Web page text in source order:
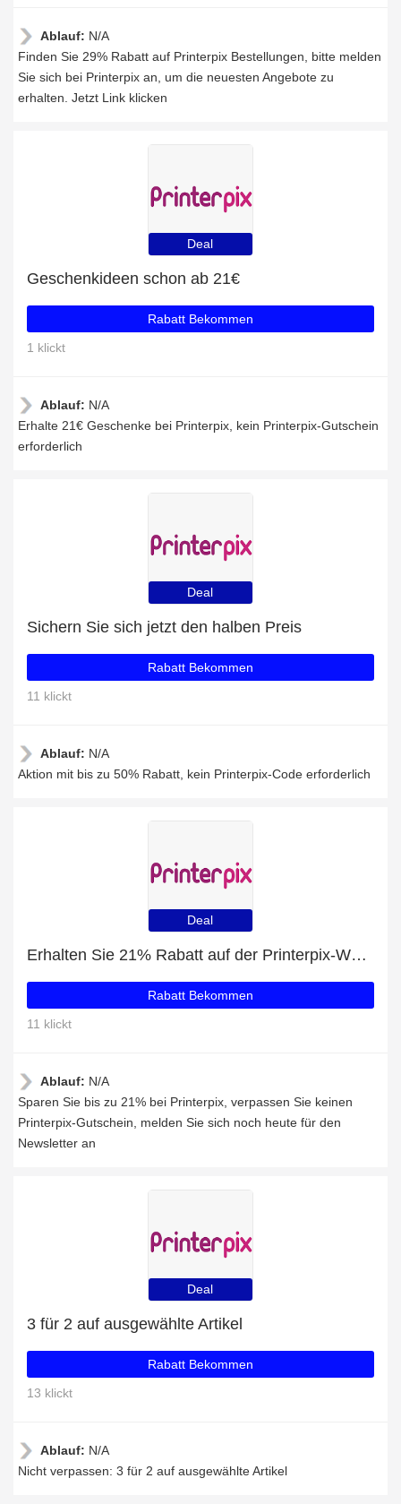
Ablauf: N/A
Finden Sie 29% Rabatt auf Printerpix Bestellungen, bitte melden
Sie sich bei Printerpix an, um die neuesten Angebote zu
erhalten. Jetzt Link klicken
Deal
Geschenkideen schon ab 21€
Rabatt Bekommen
1 klickt
Ablauf: N/A
Erhalte 21€ Geschenke bei Printerpix, kein Printerpix-Gutschein
erforderlich
Deal
Sichern Sie sich jetzt den halben Preis
Rabatt Bekommen
11 klickt
Ablauf: N/A
Aktion mit bis zu 50% Rabatt, kein Printerpix-Code erforderlich
Deal
Erhalten Sie 21% Rabatt auf der Printerpix-Website
Rabatt Bekommen
11 klickt
Ablauf: N/A
Sparen Sie bis zu 21% bei Printerpix, verpassen Sie keinen
Printerpix-Gutschein, melden Sie sich noch heute für den
Newsletter an
Deal
3 für 2 auf ausgewählte Artikel
Rabatt Bekommen
13 klickt
Ablauf: N/A
Nicht verpassen: 3 für 2 auf ausgewählte Artikel